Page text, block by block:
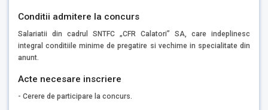
Conditii admitere la concurs
Salariatii din cadrul SNTFC „CFR Calatori” SA, care indeplinesc
integral conditiile minime de pregatire si vechime in specialitate din
anunt.
Acte necesare inscriere
- Cerere de participare la concurs.